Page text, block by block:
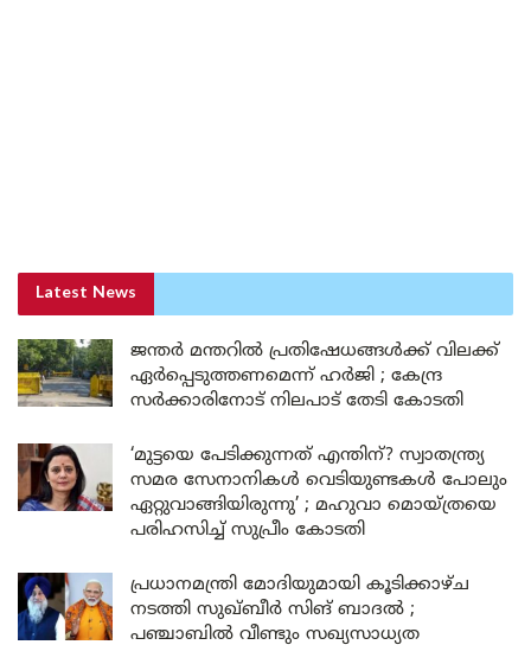
Latest News
ജന്തർ മന്തറിൽ പ്രതിഷേധങ്ങൾക്ക് വിലക്ക്
ഏർപ്പെടുത്തണമെന്ന് ഹർജി ; കേന്ദ്ര
സർക്കാരിനോട് നിലപാട് തേടി കോടതി
‘മുട്ടയെ പേടിക്കുന്നത് എന്തിന്? സ്വാതന്ത്ര്യ
സമര സേനാനികൾ വെടിയുണ്ടകൾ പോലും
ഏറ്റുവാങ്ങിയിരുന്നു’ ; മഹുവാ മൊയ്ത്രയെ
പരിഹസിച്ച് സുപ്രീം കോടതി
പ്രധാനമന്ത്രി മോദിയുമായി കൂടിക്കാഴ്ച
നടത്തി സുഖ്ബീർ സിങ് ബാദൽ ;
പഞ്ചാബിൽ വീണ്ടും സഖ്യസാധ്യത